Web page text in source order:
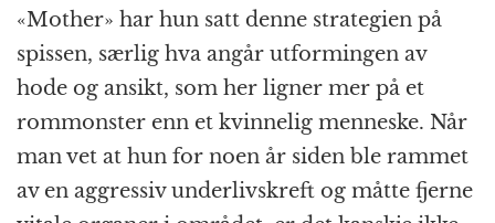
«Mother» har hun satt denne strategien på
spissen, særlig hva angår utformingen av
hode og ansikt, som her ligner mer på et
rommonster enn et kvinnelig menneske. Når
man vet at hun for noen år siden ble rammet
av en aggressiv underlivskreft og måtte fjerne